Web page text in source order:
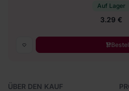
Auf Lager
3.29 €
ÜBER DEN KAUF